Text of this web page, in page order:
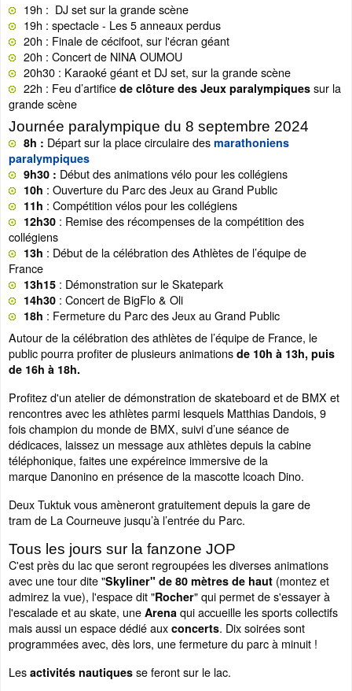
19h : DJ set sur la grande scène
19h : spectacle - Les 5 anneaux perdus
20h : Finale de cécifoot, sur l'écran géant
20h : Concert de NINA OUMOU
20h30 : Karaoké géant et DJ set, sur la grande scène
22h : Feu d’artifice de clôture des Jeux paralympiques sur la
grande scène
Journée paralympique du 8 septembre 2024
8h : Départ sur la place circulaire des marathoniens
paralympiques
9h30 : Début des animations vélo pour les collégiens
10h : Ouverture du Parc des Jeux au Grand Public
11h : Compétition vélos pour les collégiens
12h30 : Remise des récompenses de la compétition des
collégiens
13h : Début de la célébration des Athlètes de l’équipe de
France
13h15 : Démonstration sur le Skatepark
14h30 : Concert de BigFlo & Oli
18h : Fermeture du Parc des Jeux au Grand Public
Autour de la célébration des athlètes de l’équipe de France, le
public pourra profiter de plusieurs animations de 10h à 13h, puis
de 16h à 18h.
Profitez d'un atelier de démonstration de skateboard et de BMX et
rencontres avec les athlètes parmi lesquels Matthias Dandois, 9
fois champion du monde de BMX, suivi d’une séance de
dédicaces, laissez un message aux athlètes depuis la cabine
téléphonique, faites une expéreince immersive de la
marque Danonino en présence de la mascotte lcoach Dino.
Deux Tuktuk vous amèneront gratuitement depuis la gare de
tram de La Courneuve jusqu’à l’entrée du Parc.
Tous les jours sur la fanzone JOP
C'est près du lac que seront regroupées les diverses animations
avec une tour dite "Skyliner" de 80 mètres de haut (montez et
admirez la vue), l'espace dit "Rocher" qui permet de s'essayer à
l'escalade et au skate, une Arena qui accueille les sports collectifs
mais aussi un espace dédié aux concerts. Dix soirées sont
programmées avec, dès lors, une fermeture du parc à minuit !
Les activités nautiques se feront sur le lac.